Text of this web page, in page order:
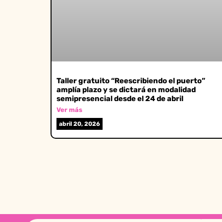
Taller gratuito “Reescribiendo el puerto”
amplía plazo y se dictará en modalidad
semipresencial desde el 24 de abril
Ver más
abril 20, 2026